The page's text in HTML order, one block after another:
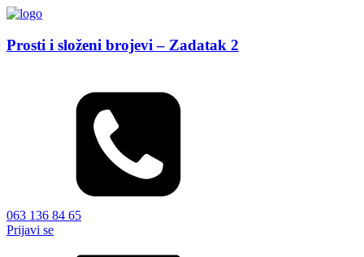
Prosti i složeni brojevi – Zadatak 2
063 136 84 65
Prijavi se